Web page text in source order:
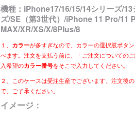
機種： iPhone17/16/15/14シリーズ/
ズ/SE（第3世代）/iPhone 11 Pro/11
MAX/XR/XS/X/8Plus/8
１、 カラーが多すぎなので、カラーの選択肢ボタ
べます。注文を支払う前に、「ご注文についての
入希望のカラー番号をそこで入力してください。
２、このケースは受注生産でございます。注文後
で、ご了承ください。
イメージ：